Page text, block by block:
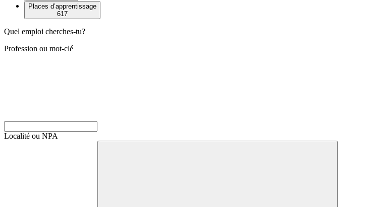
Places d’apprentissage
617
Quel emploi cherches-tu?
Profession ou mot-clé
Localité ou NPA